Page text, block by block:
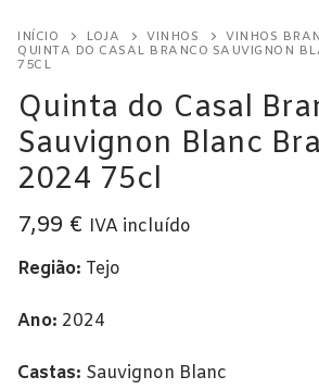
Bairrada
Dão
Lisboa
Beira Interior
Bairrada
Douro
Bairrada
Dão
Lisboa
Branco
Espumantes
Vale Presente
Em Destaque
INÍCIO LOJA VINHOS VINHOS
QUINTA DO CASAL BRANCO SAUVIGNON
75CL
Quinta do Casal
Sauvignon Blanc
2024 75cl
7,99 € IVA incluído
Região: Tejo
Ano: 2024
Castas: Sauvignon Blanc